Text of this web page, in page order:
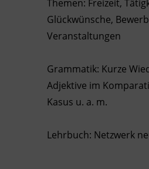
Ingenieurzertifizierung
BFI Reutte
Themen: Freizeit,
Glückwünsche,
Veranstaltungen
Grammatik: Kurze
Adjektive im
Kasus u. a. m.
Lehrbuch: Netzwerk